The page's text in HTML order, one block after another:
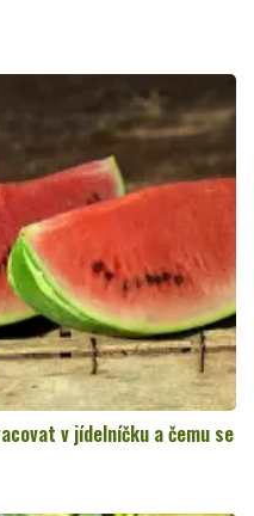
v jídelníčku a čemu se